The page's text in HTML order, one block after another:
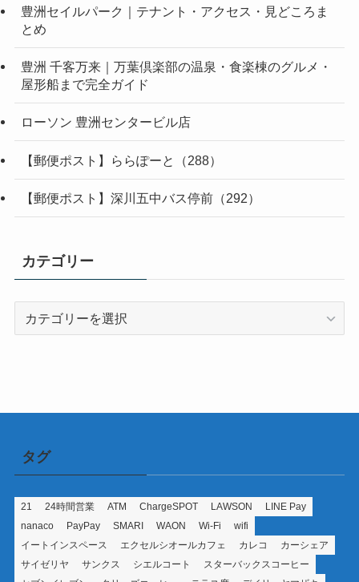
豊洲セイルパーク｜テナント・アクセス・見どころま
とめ
豊洲 千客万来｜万葉倶楽部の温泉・食楽棟のグルメ・
屋形船まで完全ガイド
ローソン 豊洲センタービル店
【郵便ポスト】ららぽーと（288）
【郵便ポスト】深川五中バス停前（292）
カテゴリー
タグ
21 24時間営業 ATM ChargeSPOT LAWSON
LINE Pay
nanaco
PayPay SMARI WAON Wi-Fi
wifi
イートインスペース
エクセルシオールカフェ カレコ
カーシェア
サイゼリヤ
サンクス シエルコート
スターバックスコーヒー